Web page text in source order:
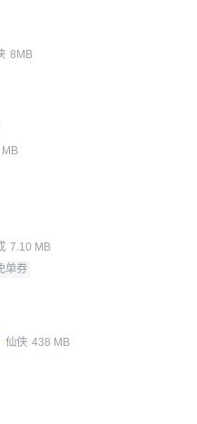
8MB
7.10 MB
单券
仙侠 438 MB